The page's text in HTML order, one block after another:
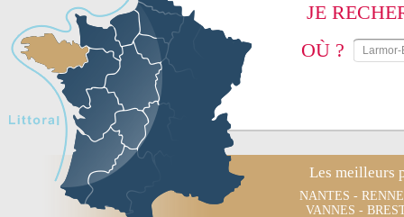
JE
OÙ ?
Les meilleurs
NANTES -
VANNES -